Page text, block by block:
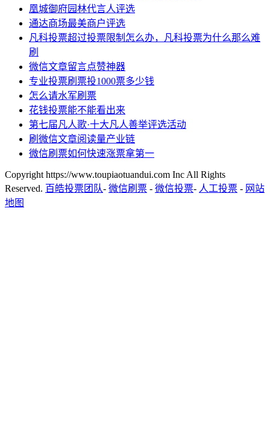
凰城御府园林代言人评选
通达商场最美商户评选
凡科投票超过投票限制怎么办，凡科投票为什么那么难
刷
微信文章留言点赞神器
专业投票刷票投1000票多少钱
怎么请水军刷票
花钱投票能不能看出来
第七届凡人歌·十大凡人善举评选活动
刷微信文章阅读量产业链
微信刷票如何快速涨票拿第一
Copyright https://www.toupiaotuandui.com Inc All Rights
Reserved. 百皓投票团队- 微信刷票 - 微信投票- 人工投票 - 网站
地图